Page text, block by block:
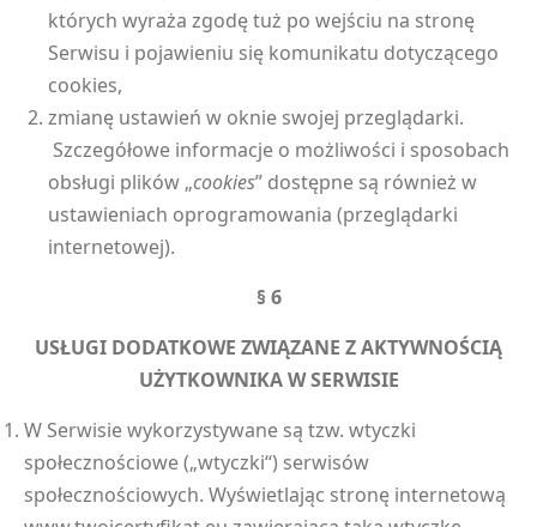
których wyraża zgodę tuż po wejściu na stronę
Serwisu i pojawieniu się komunikatu dotyczącego
cookies,
zmianę ustawień w oknie swojej przeglądarki.
Szczegółowe informacje o możliwości i sposobach
obsługi plików „cookies” dostępne są również w
ustawieniach oprogramowania (przeglądarki
internetowej).
§ 6
USŁUGI DODATKOWE ZWIĄZANE Z AKTYWNOŚCIĄ
UŻYTKOWNIKA W SERWISIE
W Serwisie wykorzystywane są tzw. wtyczki
społecznościowe („wtyczki“) serwisów
społecznościowych. Wyświetlając stronę internetową